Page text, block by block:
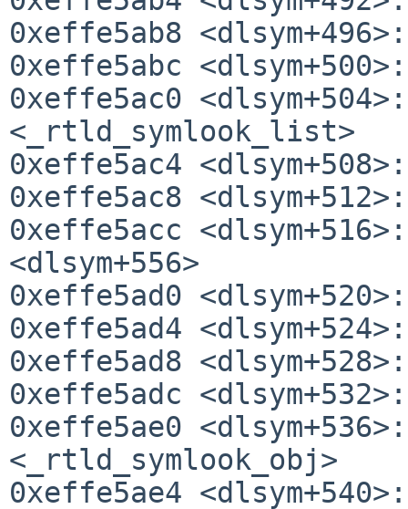
0xeffe5ab8
0xeffe5abc
0xeffe5ac0
<_rtld_symlook_list>
0xeffe5ac4
0xeffe5ac8
0xeffe5acc
<dlsym+556>
0xeffe5ad0
0xeffe5ad4
0xeffe5ad8
0xeffe5adc
0xeffe5ae0
<_rtld_symlook_obj>
0xeffe5ae4